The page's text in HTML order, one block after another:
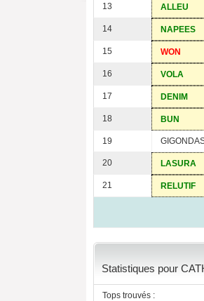
13 ALLEU
14 NAPEES
15 WON
16 VOLA
17 DENIM
18 BUN
19
20 LASURA
21 RELUTIF
Statistiques pour
Tops trouvés :